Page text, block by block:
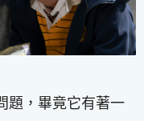
題，畢竟它有著一